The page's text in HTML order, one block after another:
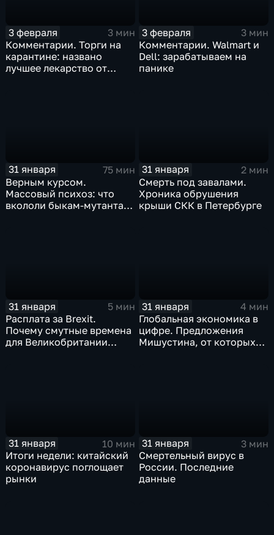
3 февраля
3 мин
Комментарии. Торги на
карантине: названо
лучшее лекарство от
3 февраля
3 мин
Комментарии. Walmart и
Dell: зарабатываем на
панике
31 января
75 мин
Верным курсом.
Массовый психоз: что
вкололи быкам-мутантам,
31 января
2 мин
Смерть под завалами.
Хроника обрушения
крыши СКК в Петербурге
31 января
5 мин
Расплата за Brexit.
Почему смутные времена
для Великобритании
31 января
4 мин
Глобальная экономика в
цифре. Предложения
Мишустина, от которых
31 января
10 мин
Итоги недели: китайский
коронавирус поглощает
рынки
31 января
3 мин
Смертельный вирус в
России. Последние
данные